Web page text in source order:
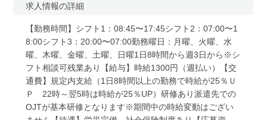
求人情報の詳細
【勤務時間】シフト1：08:45〜17:45シフト2：07:00〜1
8:00シフト3：20:00〜07:00勤務曜日：月曜、火曜、水
曜、木曜、金曜、土曜、日曜1日8時間から週3日から※シ
フト相談可残業あり【給与】時給1300円（週払い）【交
通費】規定内支給（1日8時間以上の勤務で時給が25％Ｕ
Ｐ 22時～翌5時は時給が25％UP）研修あり派遣先での
OJTが基本研修となります※期間中の時給変動はござい